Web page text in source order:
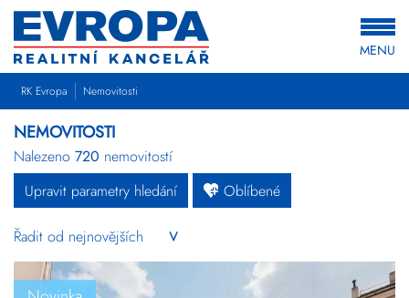
MENU
RK Evropa Nemovitosti
NEMOVITOSTI
Nalezeno 720 nemovitostí
Upravit parametry hledání
Oblíbené
Byty Domy Pozemky